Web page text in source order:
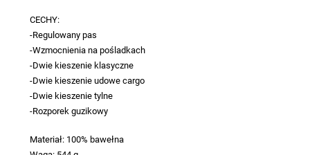
CECHY:
-Regulowany pas
-Wzmocnienia na pośladkach
-Dwie kieszenie klasyczne
-Dwie kieszenie udowe cargo
-Dwie kieszenie tylne
-Rozporek guzikowy
Materiał: 100% bawełna